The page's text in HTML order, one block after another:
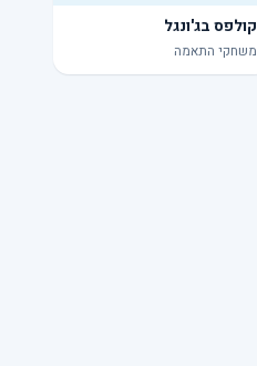
קולפס בג'ונגל
משחקי התאמה